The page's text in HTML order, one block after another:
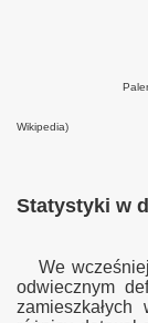
Palenie w piecu
Wikipedia)
Statystyki w
We
odwiecznym